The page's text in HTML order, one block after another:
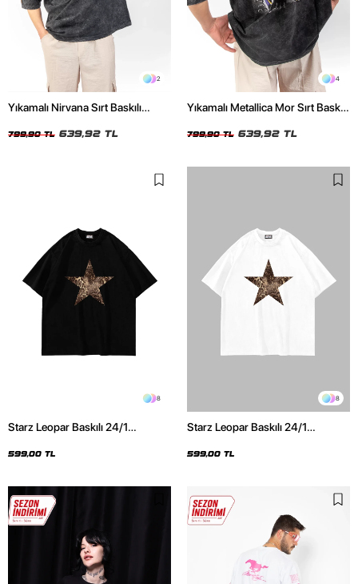
2
Yıkamalı Nirvana Sırt Baskılı
799,90 TL 639,92 TL
4
Yıkamalı Metallica Mor Sırt Baskılı
799,90 TL 639,92 TL
8
Starz Leopar Baskılı 24/1
599,00 TL
8
Starz Leopar Baskılı 24/1
599,00 TL